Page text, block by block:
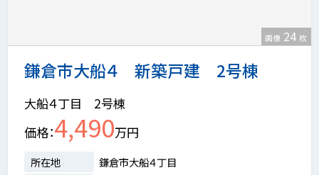
鎌倉市大船４ 新築戸建 2号棟
画像 24 枚
大船４丁目 2号棟
価格 4,490万円
所在地
鎌倉市大船４丁目